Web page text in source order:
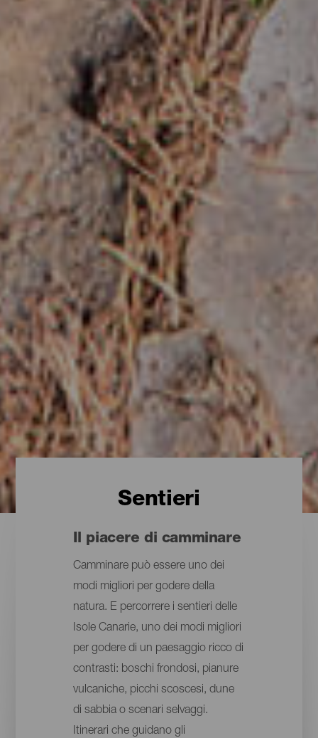
Sentieri
Il piacere di camminare
Camminare può essere uno dei
modi migliori per godere della
natura. E percorrere i sentieri delle
Isole Canarie, uno dei modi migliori
per godere di un paesaggio ricco di
contrasti: boschi frondosi, pianure
vulcaniche, picchi scoscesi, dune
di sabbia o scenari selvaggi.
Itinerari che guidano gli